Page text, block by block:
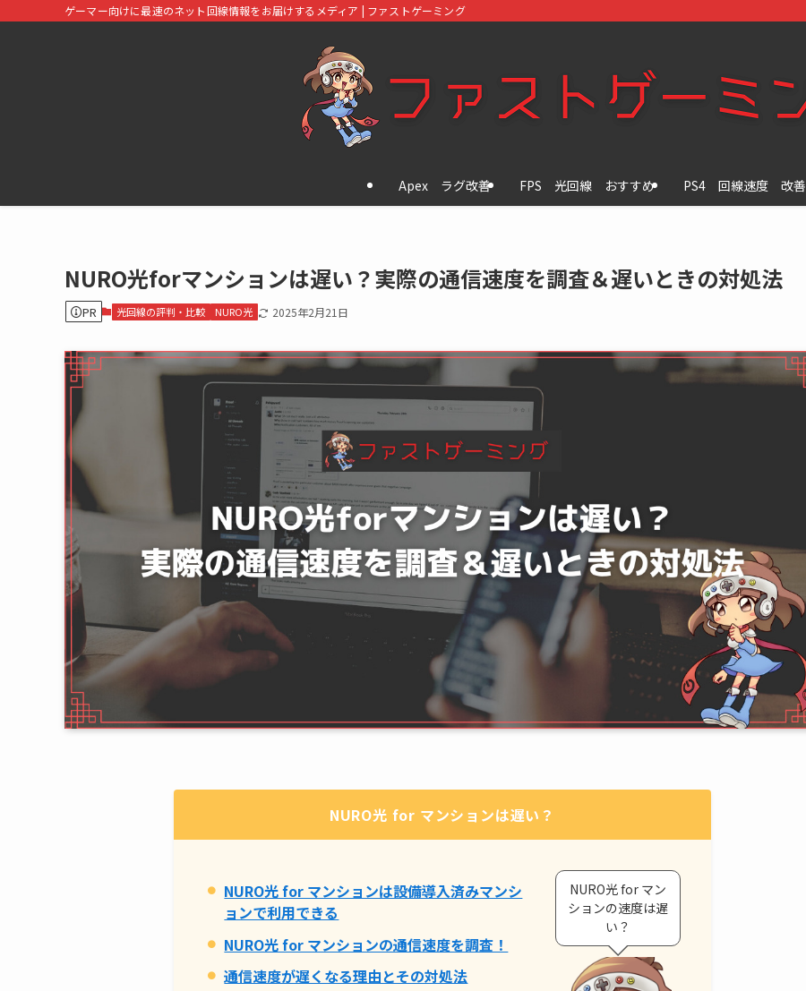
ゲーマー向けに最速のネット回線情報をお届けするメディア | ファストゲーミング
Apex ラグ改善 FPS 光回線 おすすめ PS4 回線速度 改善
NURO光forマンションは遅い？実際の通信速度を調査＆遅いときの対処法
PR 光回線の評判・比較 NURO光 2025年2月21日
NURO光 for マンションは遅い？
NURO光 for マンションは設備導入済みマンシ
ョンで利用できる
NURO光 for マンションの通信速度を調査！
通信速度が遅くなる理由とその対処法
NURO光 for マン
ションの速度は遅
い？